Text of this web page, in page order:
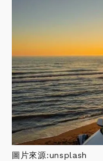
圖片來源:unsplash